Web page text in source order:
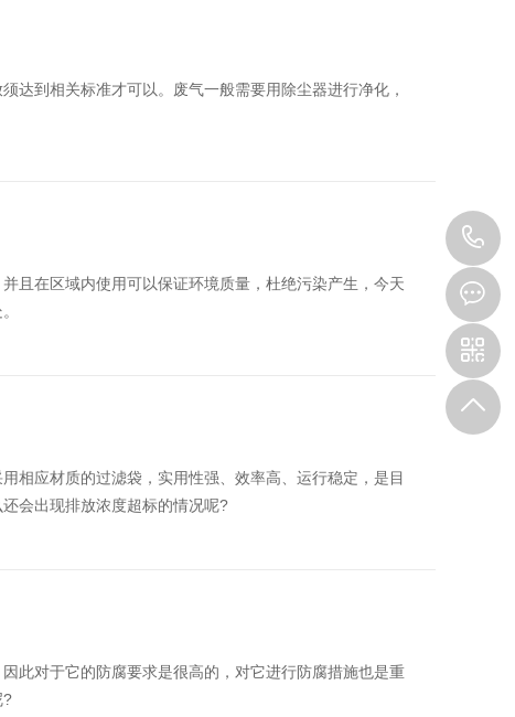
达到相关标准才可以。废气一般需要用除尘器进行净化，
且在区域内使用可以保证环境质量，杜绝污染产生，今天
相应材质的过滤袋，实用性强、效率高、运行稳定，是目
会出现排放浓度超标的情况呢?
此对于它的防腐要求是很高的，对它进行防腐措施也是重
?